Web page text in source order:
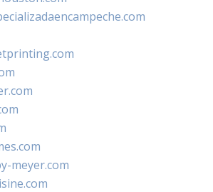
meyer.com